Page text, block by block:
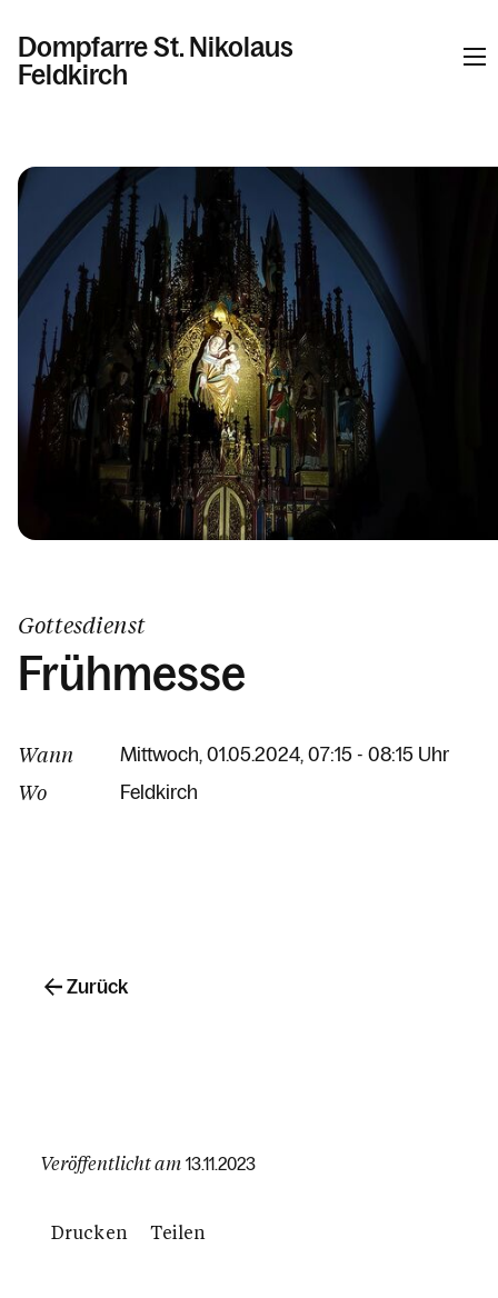
Dompfarre St. Nikolaus
Feldkirch
Kalender
Personen
Kontakt
Gottesdienst
Frühmesse
Wann Mittwoch, 01.05.2024, 07:15 - 08:15 Uhr
Wo Feldkirch
Veröffentlicht am 13.11.2023
Drucken Teilen
Zurück